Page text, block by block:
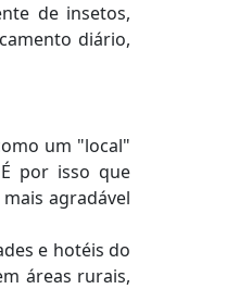
de insetos,
diário,
um "local"
por isso que
agradável
e hotéis do
áreas rurais,